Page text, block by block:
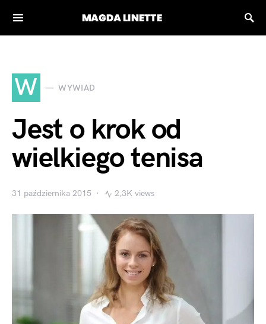
W WYWIAD
Jest o krok od
wielkiego tenisa
31 października 2015 2,3K views